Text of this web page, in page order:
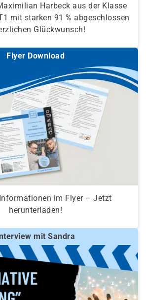
Harbeck aus der Klasse
mit starken 91 % abgeschlossen
Glückwunsch!
Flyer Download
im Flyer – Jetzt
herunterladen!
mit Sandra